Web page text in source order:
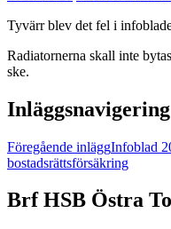
Tyvärr blev det fel i
Radiatornerna skall inte
ske.
Inläggsnavigering
Föregående inläggInfoblad
bostadsrättsförsäkring
Brf HSB Östra